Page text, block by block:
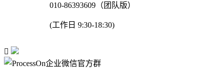
010-86393609（团队版）
(工作日 9:30-18:30)
